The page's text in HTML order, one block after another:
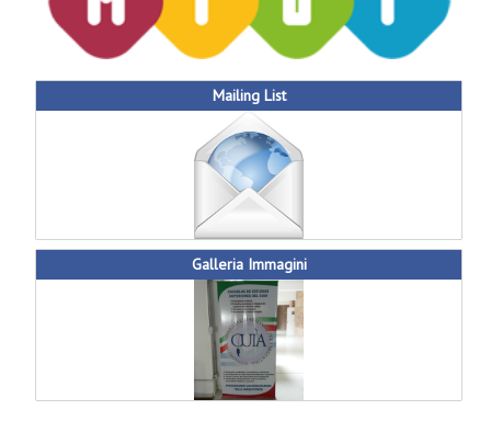
Mailing List
Galleria Immagini